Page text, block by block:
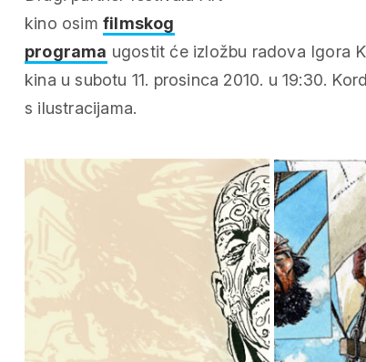
kino osim filmskog
programa ugostit će izložbu radova Igora
kina u subotu 11. prosinca 2010. u 19:30.
s ilustracijama.